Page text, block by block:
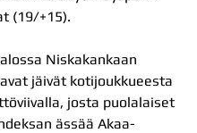
(19/+15).
Niskakankaan
jäivät kotijoukkueesta
josta puolalaiset
ässää Akaa-